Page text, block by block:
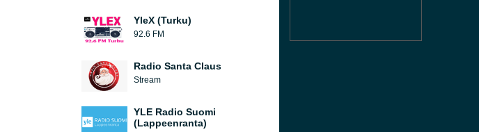
YleX (Turku)
92.6 FM
Radio Santa Claus
Stream
YLE Radio Suomi
(Lappeenranta)